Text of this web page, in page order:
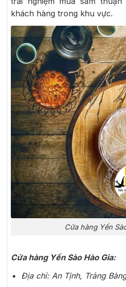
khách hàng trong khu vực.
Cửa hàng Yến
Cửa hàng Yến Sào Hào Gia:
Địa chỉ: An Tịnh, Trảng